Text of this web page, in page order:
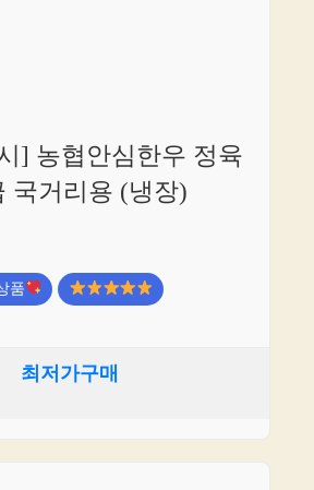
] 농협안심한우 정육
국거리용 (냉장)
품
최저가구매